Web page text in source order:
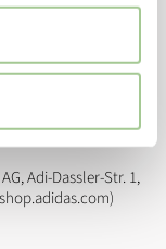
Adi-Dassler-Str. 1,